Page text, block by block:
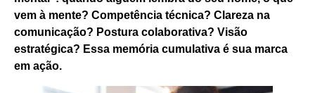
vem à mente? Competência técnica? Clareza na
comunicação? Postura colaborativa? Visão
estratégica? Essa memória cumulativa é sua marca
em ação.